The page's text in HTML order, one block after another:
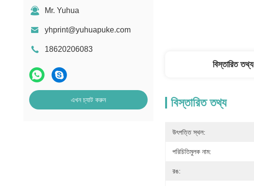
Mr. Yuhua
yhprint@yuhuapuke.com
18620206083
এখন চ্যাট করুন
বিস্তারিত তথ্য
বিস্তারিত তথ্য
উৎপত্তি স্থল:
পরিচিতিমুলক নাম:
রঙ: